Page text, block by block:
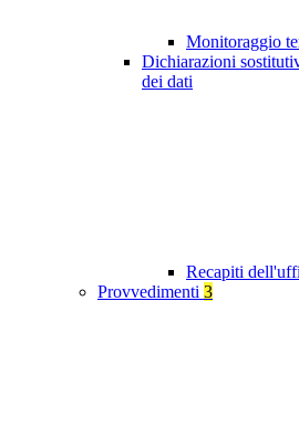
Monitoraggio
Dichiarazioni
dei dati
Recapiti
Provvedimenti 3